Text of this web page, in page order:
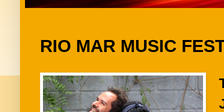
RIO MAR MUSIC